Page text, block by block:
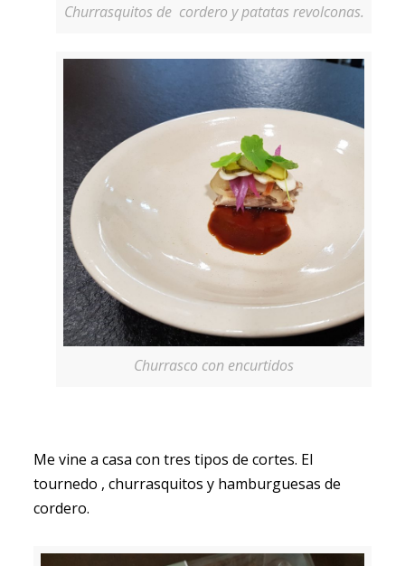
Churrasquitos de cordero y patatas revolconas.
Churrasco con encurtidos
Me vine a casa con tres tipos de cortes. El
tournedo , churrasquitos y hamburguesas de
cordero.